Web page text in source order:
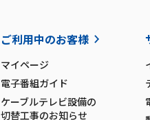
ご利用中のお客様
マイページ
電子番組ガイド
ケーブルテレビ設備の
切替工事のお知らせ